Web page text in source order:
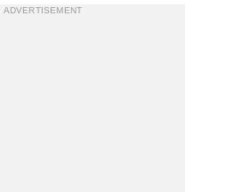
ADVERTISEMENT